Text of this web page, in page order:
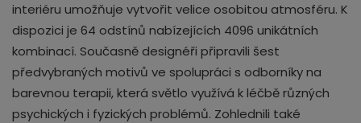
interiéru umožňuje vytvořit velice osobitou atmosféru. K
dispozici je 64 odstínů nabízejících 4096 unikátních
kombinací. Současně designéři připravili šest
předvybraných motivů ve spolupráci s odborníky na
barevnou terapii, která světlo využívá k léčbě různých
psychických i fyzických problémů. Zohlednili také